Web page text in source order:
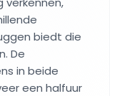
biedt die
De
in beide
een halfuur